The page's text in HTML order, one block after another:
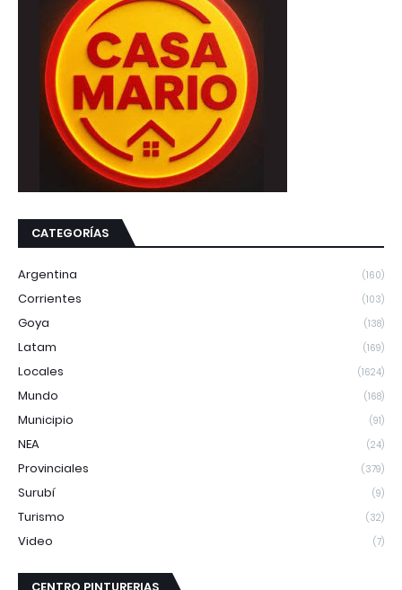
CATEGORÍAS
Argentina (160)
Corrientes (103)
Goya (138)
Latam (169)
Locales (1624)
Mundo (168)
Municipio (91)
NEA (24)
Provinciales (379)
Surubí (9)
Turismo (32)
Video (7)